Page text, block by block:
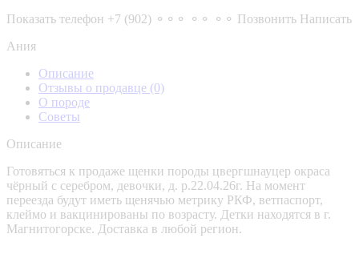
Показать телефон +7 (902) ⚬⚬⚬ ⚬⚬ ⚬⚬ Позвонить Написать
Ания
Описание
Отзывы о продавце (0)
О породе
Советы
Описание
Готовяться к продаже щенки породы цвергшнауцер окраса
чёрный с серебром, девочки, д. р.22.04.26г. На момент
переезда будут иметь щенячью метрику РКФ, ветпаспорт,
клеймо и вакцинированы по возрасту. Детки находятся в г.
Магнитогорске. Доставка в любой регион.